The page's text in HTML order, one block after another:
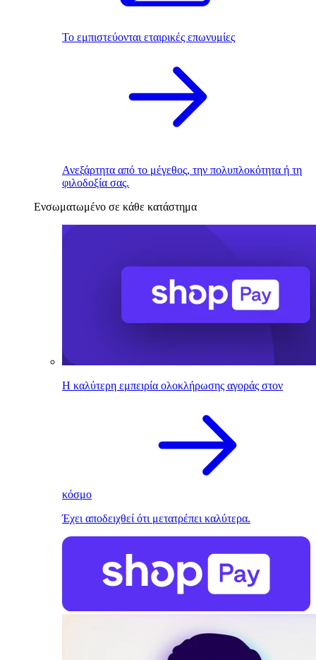
Το εμπιστεύονται εταιρικές επωνυμίες
Ανεξάρτητα από το μέγεθος, την πολυπλοκότητα ή τη
φιλοδοξία σας.
Ενσωματωμένο σε κάθε κατάστημα
Η καλύτερη εμπειρία ολοκλήρωσης αγοράς στον
κόσμο
Έχει αποδειχθεί ότι μετατρέπει καλύτερα.